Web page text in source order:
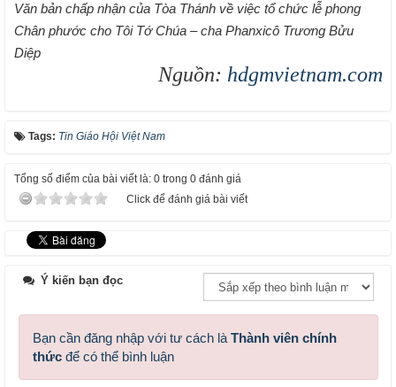
Văn bản chấp nhận của Tòa Thánh về việc tổ chức lễ phong
Chân phước cho Tôi Tớ Chúa – cha Phanxicô Trương Bửu
Diệp
Nguồn: hdgmvietnam.com
Tags: Tin Giáo Hội Việt Nam
Tổng số điểm của bài viết là: 0 trong 0 đánh giá
Click để đánh giá bài viết
Ý kiến bạn đọc
Bạn cần đăng nhập với tư cách là Thành viên chính
thức để có thể bình luận